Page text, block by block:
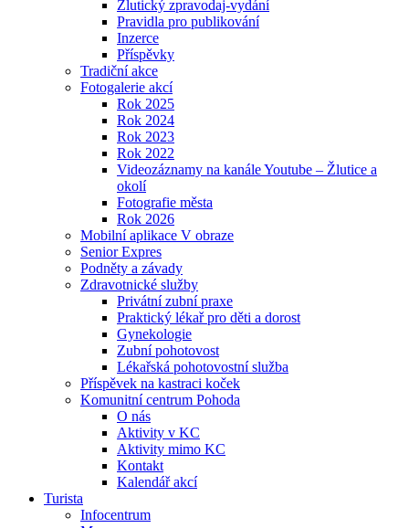
Žlutický zpravodaj-vydání
Pravidla pro publikování
Inzerce
Příspěvky
Tradiční akce
Fotogalerie akcí
Rok 2025
Rok 2024
Rok 2023
Rok 2022
Videozáznamy na kanále Youtube – Žlutice a
okolí
Fotografie města
Rok 2026
Mobilní aplikace V obraze
Senior Expres
Podněty a závady
Zdravotnické služby
Privátní zubní praxe
Praktický lékař pro děti a dorost
Gynekologie
Zubní pohotovost
Lékařská pohotovostní služba
Příspěvek na kastraci koček
Komunitní centrum Pohoda
O nás
Aktivity v KC
Aktivity mimo KC
Kontakt
Kalendář akcí
Turista
Infocentrum